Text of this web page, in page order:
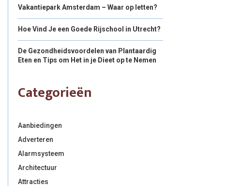
Vakantiepark Amsterdam – Waar op letten?
Hoe Vind Je een Goede Rijschool in Utrecht?
De Gezondheidsvoordelen van Plantaardig
Eten en Tips om Het in je Dieet op te Nemen
Categorieën
Aanbiedingen
Adverteren
Alarmsysteem
Architectuur
Attracties